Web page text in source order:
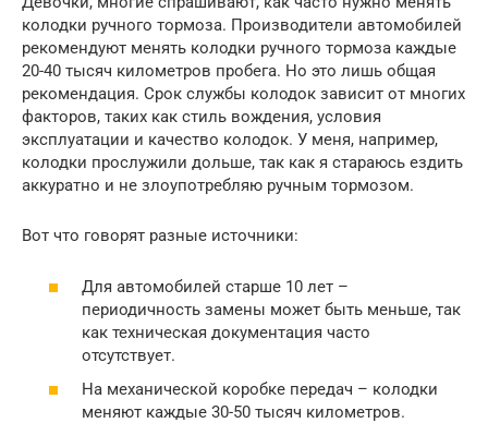
колодки ручного тормоза. Производители автомобилей
рекомендуют менять колодки ручного тормоза каждые
20-40 тысяч километров пробега. Но это лишь общая
рекомендация. Срок службы колодок зависит от многих
факторов, таких как стиль вождения, условия
эксплуатации и качество колодок. У меня, например,
колодки прослужили дольше, так как я стараюсь ездить
аккуратно и не злоупотребляю ручным тормозом.
Вот что говорят разные источники:
Для автомобилей старше 10 лет –
периодичность замены может быть меньше, так
как техническая документация часто
отсутствует.
На механической коробке передач – колодки
меняют каждые 30-50 тысяч километров.